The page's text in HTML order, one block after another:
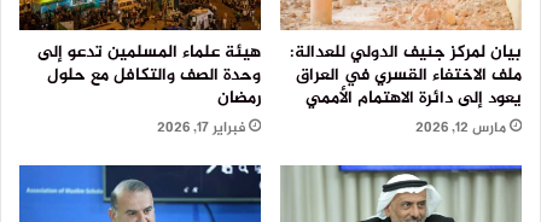
بيان لمركز جنيف الدولي للعدالة:
ملف الاختفاء القسري في العراق
يعود إلى دائرة الاهتمام الأممي
مارس 12, 2026
هيئة علماء المسلمين تدعو إلى
وحدة الصف والتكافل مع حلول
رمضان
فبراير 17, 2026